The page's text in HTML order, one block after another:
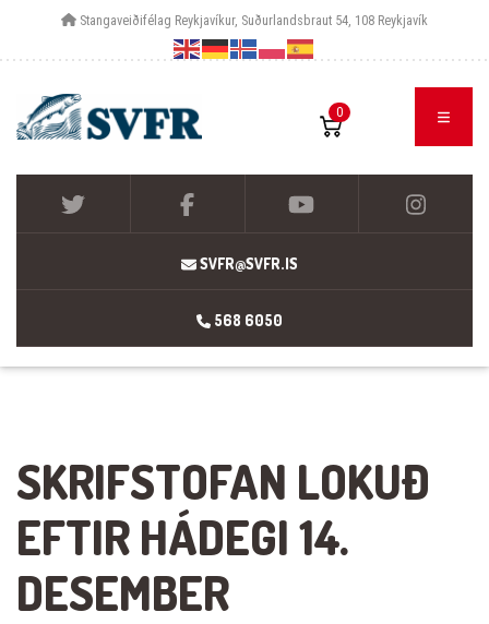
Stangaveiðifélag Reykjavíkur, Suðurlandsbraut 54, 108 Reykjavík
0
SVFR@SVFR.IS
568 6050
SKRIFSTOFAN LOKUÐ
EFTIR HÁDEGI 14.
DESEMBER